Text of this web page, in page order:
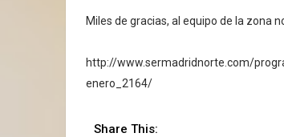
Miles de gracias, al equipo de la zona
http://www.sermadridnorte.com/
enero_2164/
Share This: